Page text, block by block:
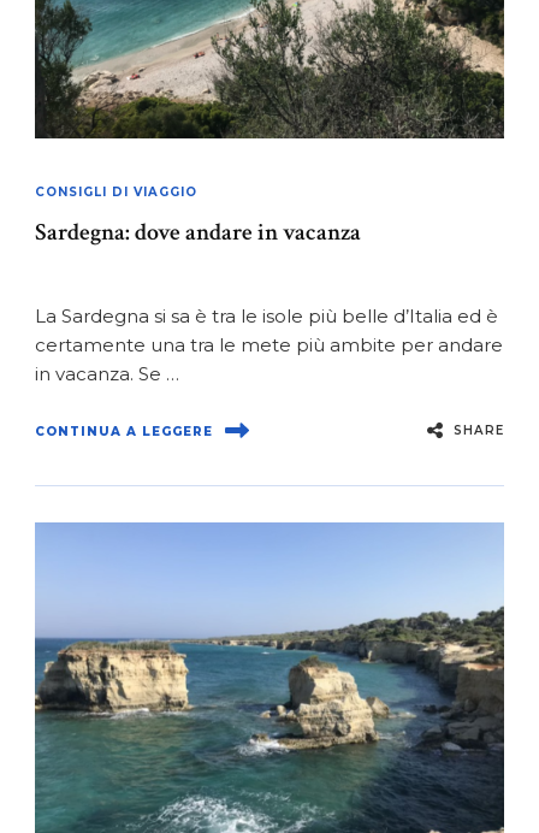
CONSIGLI DI VIAGGIO
Sardegna: dove andare in vacanza
La Sardegna si sa è tra le isole più belle d’Italia ed è
certamente una tra le mete più ambite per andare
in vacanza. Se …
CONTINUA A LEGGERE SHARE